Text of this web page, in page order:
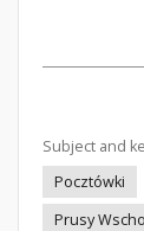
Subject and
Pocztówki
Prusy